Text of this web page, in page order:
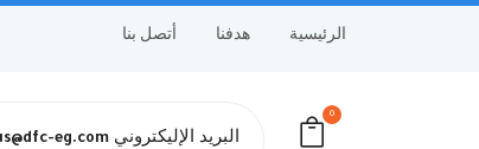
الرئيسية هدفنا أتصل بنا
0
البريد الإليكتروني eg.com